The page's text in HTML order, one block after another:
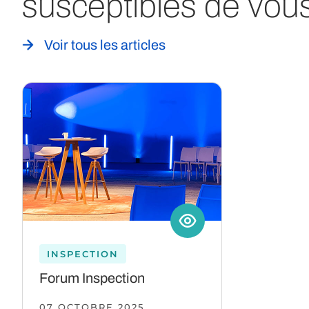
Voir tous les articles
INSPECTION
Forum Inspection